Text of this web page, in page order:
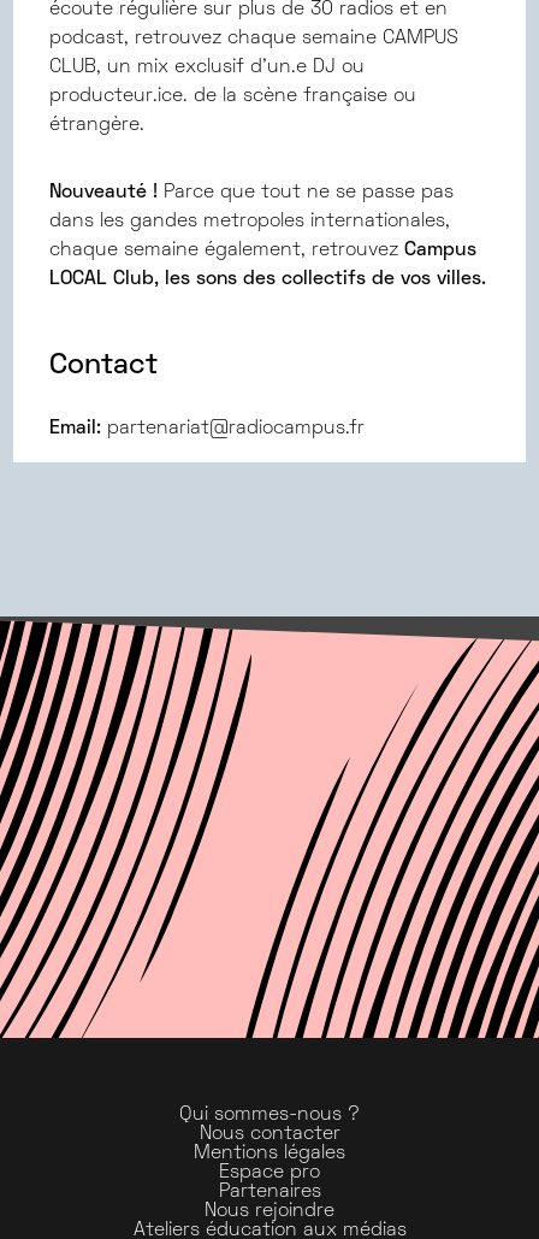
écoute régulière sur plus de 30 radios et en
podcast, retrouvez chaque semaine CAMPUS
CLUB, un mix exclusif d'un.e DJ ou
producteur.ice. de la scène française ou
étrangère.
Nouveauté ! Parce que tout ne se passe pas
dans les gandes metropoles internationales,
chaque semaine également, retrouvezCampus
LOCAL Club, les sons des collectifs de vos villes.
Contact
Email: partenariat@radiocampus.fr
Qui sommes-nous ?
Nous contacter
Mentions légales
Espace pro
Partenaires
Nous rejoindre
Ateliers éducation aux médias